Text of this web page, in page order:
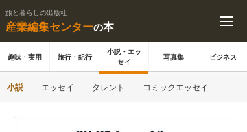
旅と暮らしの出版社
産業編集センターの本
趣味・実用 旅行・紀行
小説・エッ
セイ
写真集 ビジネス
小説 エッセイ タレント コミックエッセイ